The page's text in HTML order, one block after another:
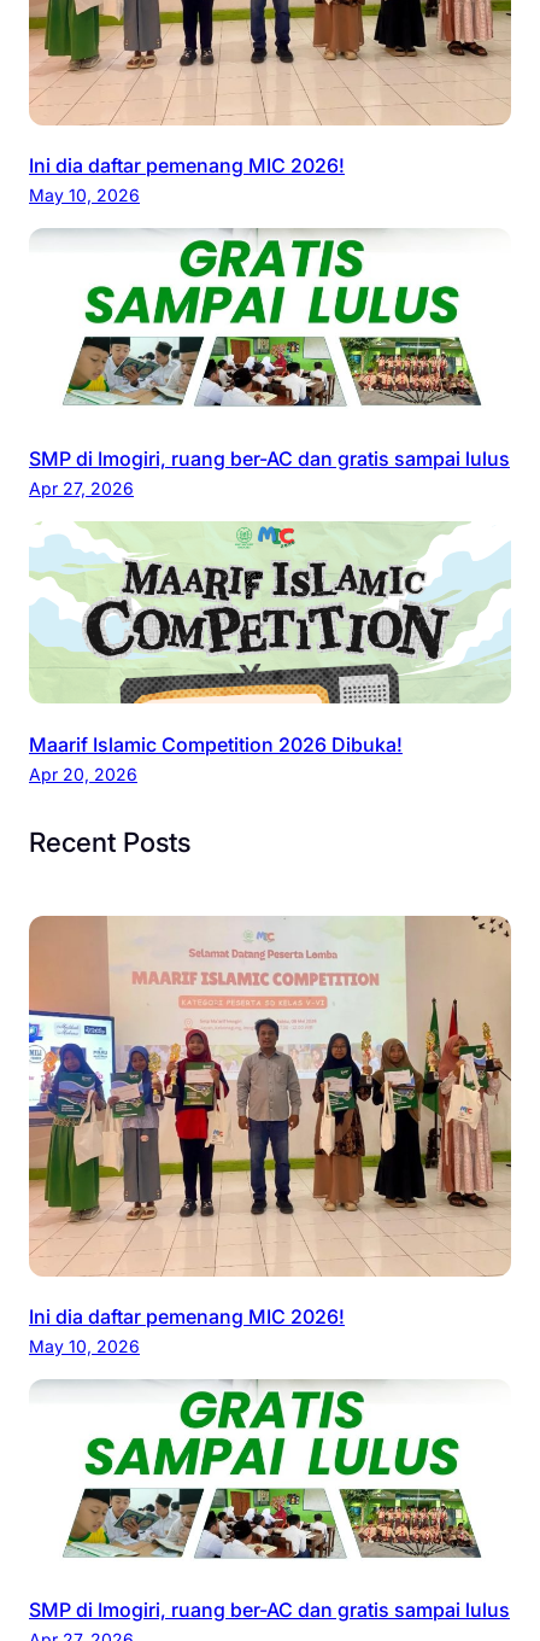
Ini dia daftar pemenang MIC 2026!
May 10, 2026
SMP di Imogiri, ruang ber-AC dan gratis sampai lulus
Apr 27, 2026
Maarif Islamic Competition 2026 Dibuka!
Apr 20, 2026
Recent Posts
Ini dia daftar pemenang MIC 2026!
May 10, 2026
SMP di Imogiri, ruang ber-AC dan gratis sampai lulus